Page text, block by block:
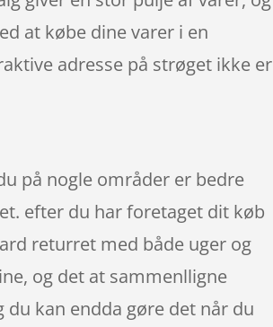
at købe dine varer i en
adresse på strøget ikke er
på nogle områder er bedre
efter du har foretaget dit køb
returret med både uger og
og det at sammenlligne
kan endda gøre det når du